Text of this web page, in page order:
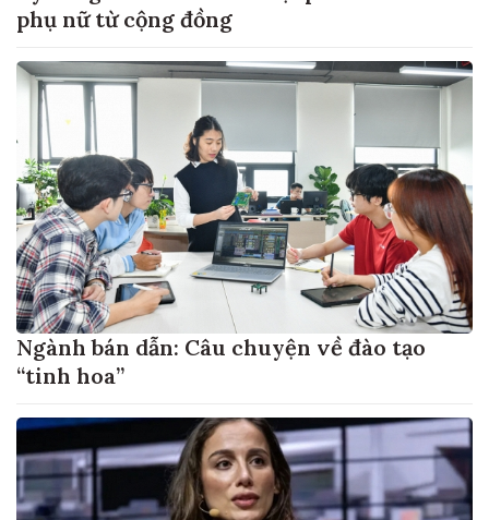
phụ nữ từ cộng đồng
Ngành bán dẫn: Câu chuyện về đào tạo
“tinh hoa”